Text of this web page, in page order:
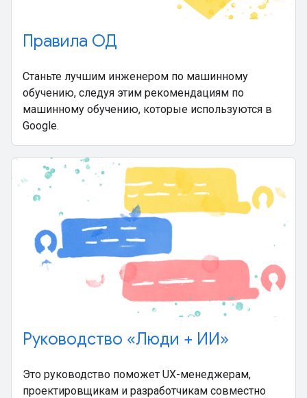
Правила ОД
Станьте лучшим инженером по машинному
обучению, следуя этим рекомендациям по
машинному обучению, которые используются в
Google.
Руководство «Люди + ИИ»
Это руководство поможет UX-менеджерам,
проектировщикам и разработчикам совместно